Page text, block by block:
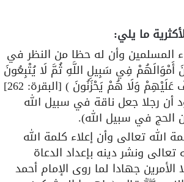
ما يلي:
المسلمين وأن له حظا من النظر في
أَمْوَالَهُمْ فِي سَبِيلِ اللَّهِ ثُمَّ لَا يُتْبِعُونَ
مَا أَنفَقُوا مَنًّا وَلَا أَذًى ۙ لَّهُمْ أَجْرُهُمْ عِندَ رَبِّهِمْ وَلَا خَوْفٌ عَلَيْهِمْ وَلَا هُمْ يَحْزَنُونَ ) [البقرة: 262]
أن رجلا جعل ناقة في سبيل الله
الحج في سبيل الله).
الله تعالى وأن إعلاء كلمة الله
ونشر دينه بإعداد الدعاة
جهادا لما روى الإمام أحمد